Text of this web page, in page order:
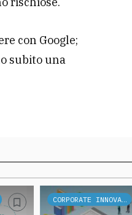
con Google;
subito una
CORPORATE INNOVATION